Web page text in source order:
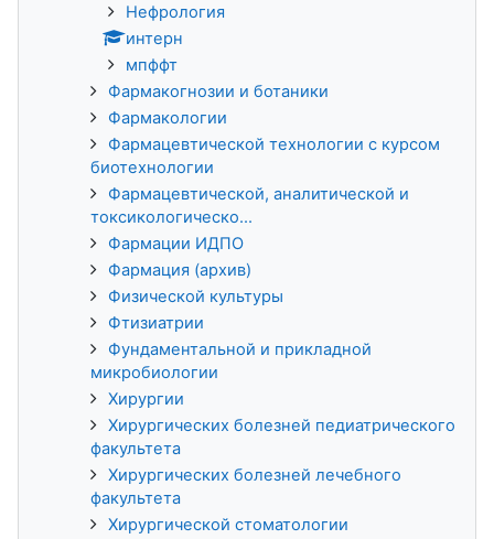
Нефрология
интерн
мпффт
Фармакогнозии и ботаники
Фармакологии
Фармацевтической технологии с курсом
биотехнологии
Фармацевтической, аналитической и
токсикологическо...
Фармации ИДПО
Фармация (архив)
Физической культуры
Фтизиатрии
Фундаментальной и прикладной
микробиологии
Хирургии
Хирургических болезней педиатрического
факультета
Хирургических болезней лечебного
факультета
Хирургической стоматологии